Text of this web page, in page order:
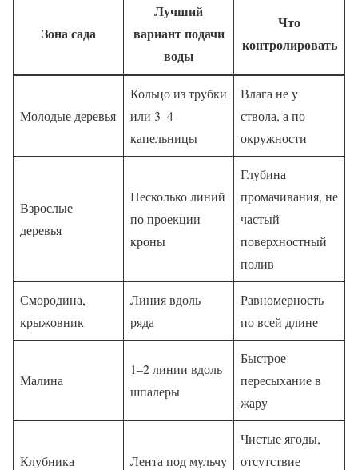
Зона сада
Лучший
вариант подачи
воды
Что
контролировать
Молодые деревья
Кольцо из трубки
или 3–4
капельницы
Влага не у
ствола, а по
окружности
Взрослые
деревья
Несколько линий
по проекции
кроны
Глубина
промачивания, не
частый
поверхностный
полив
Смородина,
крыжовник
Линия вдоль
ряда
Равномерность
по всей длине
Малина
1–2 линии вдоль
шпалеры
Быстрое
пересыхание в
жару
Клубника Лента под мульчу
Чистые ягоды,
отсутствие